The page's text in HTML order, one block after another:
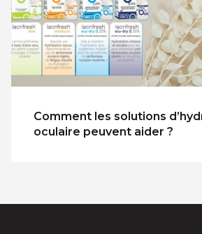
Comment les solutions
oculaire peuvent aider ?